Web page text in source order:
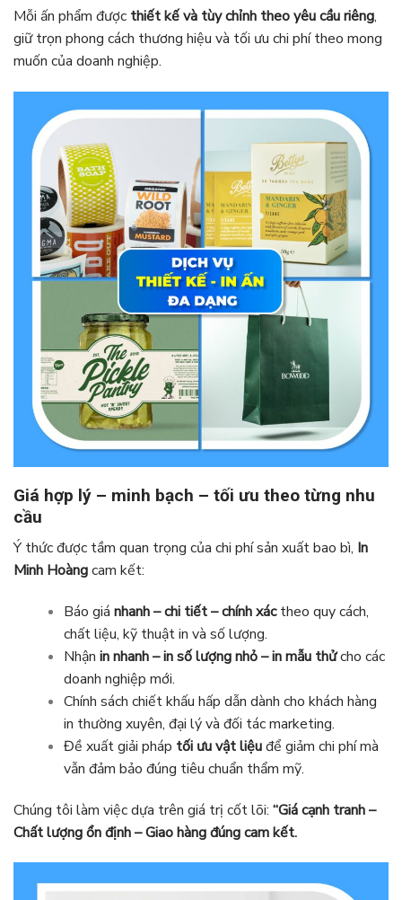
Mỗi ấn phẩm được thiết kế và tùy chỉnh theo yêu cầu riêng,
giữ trọn phong cách thương hiệu và tối ưu chi phí theo mong
muốn của doanh nghiệp.
Giá hợp lý – minh bạch – tối ưu theo từng nhu
cầu
Ý thức được tầm quan trọng của chi phí sản xuất bao bì, In
Minh Hoàngcam kết:
Báo giá nhanh – chi tiết – chính xáctheo quy cách,
chất liệu, kỹ thuật in và số lượng.
Nhận in nhanh – in số lượng nhỏ – in mẫu thửcho các
doanh nghiệp mới.
Chính sách chiết khấu hấp dẫn dành cho khách hàng
in thường xuyên, đại lý và đối tác marketing.
Đề xuất giải pháp tối ưu vật liệuđể giảm chi phí mà
vẫn đảm bảo đúng tiêu chuẩn thẩm mỹ.
Chúng tôi làm việc dựa trên giá trị cốt lõi: “Giá cạnh tranh –
Chất lượng ổn định – Giao hàng đúng cam kết.